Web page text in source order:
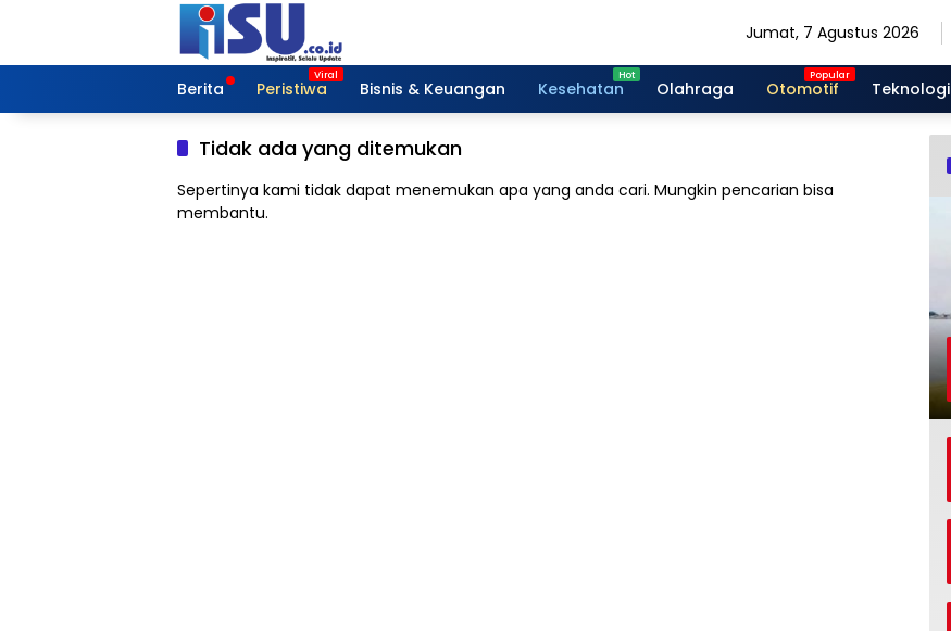
Jumat, 7 Agustus 2026
Berita Peristiwa Bisnis & Keuangan Kesehatan Olahraga Otomotif Teknologi
Tidak ada yang ditemukan
Sepertinya kami tidak dapat menemukan apa yang anda cari. Mungkin pencarian bisa
membantu.